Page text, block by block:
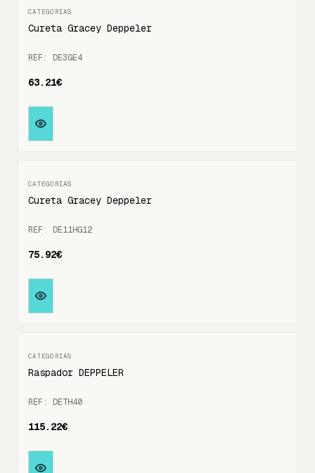
Cureta Gracey Deppeler
REF: DE3GE4
63.21€
Cureta Gracey Deppeler
REF: DE11HG12
75.92€
Raspador DEPPELER
REF: DETH40
115.22€